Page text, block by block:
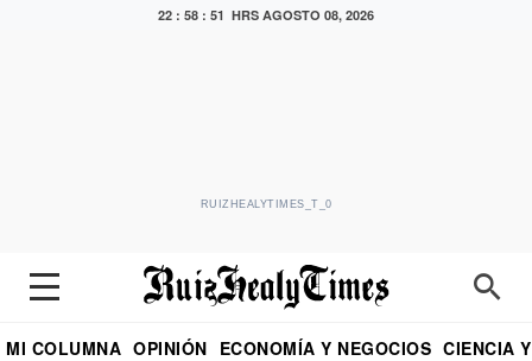
22 : 58 : 52 HRS AGOSTO 08, 2026
RUIZHEALYTIMES_T_0
MI COLUMNA OPINIÓN ECONOMÍA Y NEGOCIOS CIENCIA